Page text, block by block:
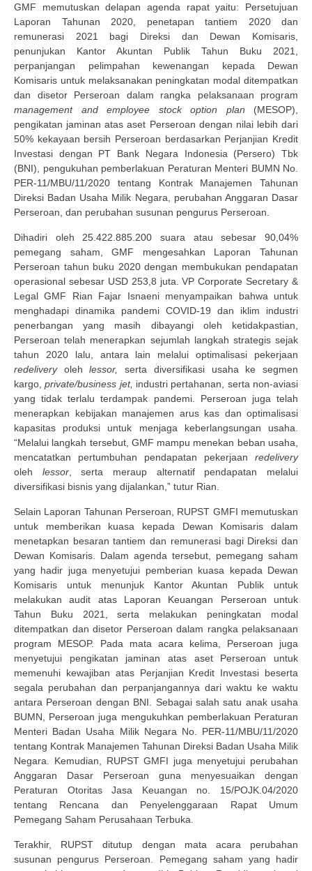
GMF memutuskan delapan agenda rapat yaitu: Persetujuan
Laporan Tahunan 2020, penetapan tantiem 2020 dan
remunerasi 2021 bagi Direksi dan Dewan Komisaris,
penunjukan Kantor Akuntan Publik Tahun Buku 2021,
perpanjangan pelimpahan kewenangan kepada Dewan
Komisaris untuk melaksanakan peningkatan modal ditempatkan
dan disetor Perseroan dalam rangka pelaksanaan program
management and employee stock option plan (MESOP),
pengikatan jaminan atas aset Perseroan dengan nilai lebih dari
50% kekayaan bersih Perseroan berdasarkan Perjanjian Kredit
Investasi dengan PT Bank Negara Indonesia (Persero) Tbk
(BNI), pengukuhan pemberlakuan Peraturan Menteri BUMN No.
PER-11/MBU/11/2020 tentang Kontrak Manajemen Tahunan
Direksi Badan Usaha Milik Negara, perubahan Anggaran Dasar
Perseroan, dan perubahan susunan pengurus Perseroan.
Dihadiri oleh 25.422.885.200 suara atau sebesar 90,04%
pemegang saham, GMF mengesahkan Laporan Tahunan
Perseroan tahun buku 2020 dengan membukukan pendapatan
operasional sebesar USD 253,8 juta. VP Corporate Secretary &
Legal GMF Rian Fajar Isnaeni menyampaikan bahwa untuk
menghadapi dinamika pandemi COVID-19 dan iklim industri
penerbangan yang masih dibayangi oleh ketidakpastian,
Perseroan telah menerapkan sejumlah langkah strategis sejak
tahun 2020 lalu, antara lain melalui optimalisasi pekerjaan
redelivery olehlessor,serta diversifikasi usaha ke segmen
kargo,private/business jet, industri pertahanan, serta non-aviasi
yang tidak terlalu terdampak pandemi. Perseroan juga telah
menerapkan kebijakan manajemen arus kas dan optimalisasi
kapasitas produksi untuk menjaga keberlangsungan usaha.
“Melalui langkah tersebut, GMF mampu menekan beban usaha,
mencatatkan pertumbuhan pendapatan pekerjaan redelivery
oleh lessor, serta meraup alternatif pendapatan melalui
diversifikasi bisnis yang dijalankan,” tutur Rian.
Selain Laporan Tahunan Perseroan, RUPST GMFI memutuskan
untuk memberikan kuasa kepada Dewan Komisaris dalam
menetapkan besaran tantiem dan remunerasi bagi Direksi dan
Dewan Komisaris. Dalam agenda tersebut, pemegang saham
yang hadir juga menyetujui pemberian kuasa kepada Dewan
Komisaris untuk menunjuk Kantor Akuntan Publik untuk
melakukan audit atas Laporan Keuangan Perseroan untuk
Tahun Buku 2021, serta melakukan peningkatan modal
ditempatkan dan disetor Perseroan dalam rangka pelaksanaan
program MESOP. Pada mata acara kelima, Perseroan juga
menyetujui pengikatan jaminan atas aset Perseroan untuk
memenuhi kewajiban atas Perjanjian Kredit Investasi beserta
segala perubahan dan perpanjangannya dari waktu ke waktu
antara Perseroan dengan BNI. Sebagai salah satu anak usaha
BUMN, Perseroan juga mengukuhkan pemberlakuan Peraturan
Menteri Badan Usaha Milik Negara No. PER-11/MBU/11/2020
tentang Kontrak Manajemen Tahunan Direksi Badan Usaha Milik
Negara. Kemudian, RUPST GMFI juga menyetujui perubahan
Anggaran Dasar Perseroan guna menyesuaikan dengan
Peraturan Otoritas Jasa Keuangan no. 15/POJK.04/2020
tentang Rencana dan Penyelenggaraan Rapat Umum
Pemegang Saham Perusahaan Terbuka.
Terakhir, RUPST ditutup dengan mata acara perubahan
susunan pengurus Perseroan. Pemegang saham yang hadir